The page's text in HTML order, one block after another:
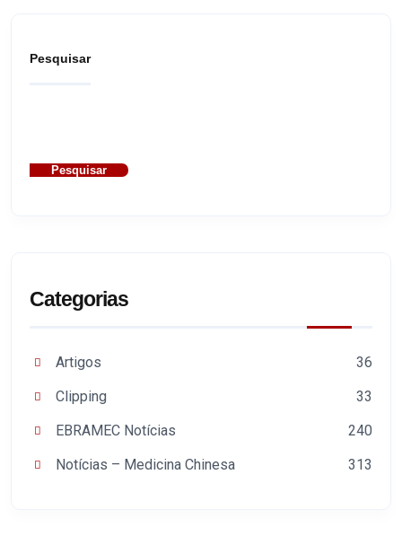
Pesquisar
Pesquisar
Categorias
Artigos
36
Clipping
33
EBRAMEC Notícias
240
Notícias – Medicina Chinesa
313